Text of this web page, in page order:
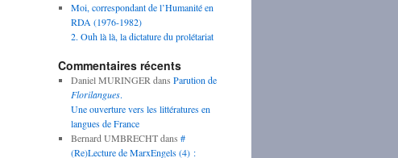
Moi, correspondant de l’Humanité en
RDA (1976-1982)
2. Ouh là là, la dictature du prolétariat
Commentaires récents
Daniel MURINGER dans Parution de
Florilangues.
Une ouverture vers les littératures en
langues de France
Bernard UMBRECHTdans #
(Re)Lecture de MarxEngels (4) :